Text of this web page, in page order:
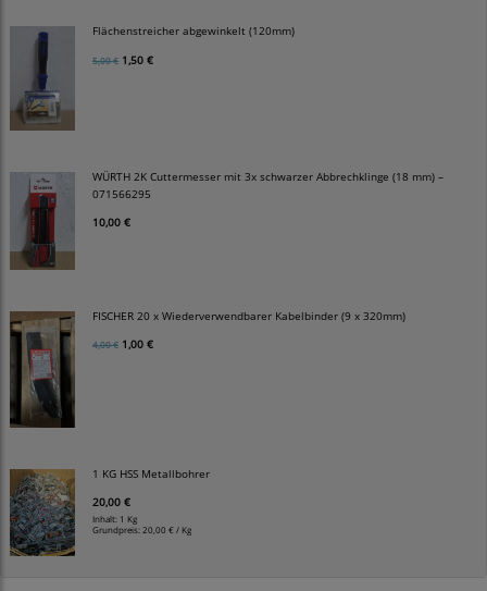
Flächenstreicher abgewinkelt (120mm)
5,00 € 1,50 €
WÜRTH 2K Cuttermesser mit 3x schwarzer Abbrechklinge (18 mm) –
071566295
10,00 €
FISCHER 20 x Wiederverwendbarer Kabelbinder (9 x 320mm)
4,00 € 1,00 €
1 KG HSS Metallbohrer
20,00 €
Inhalt: 1 Kg
Grundpreis: 20,00 € / Kg